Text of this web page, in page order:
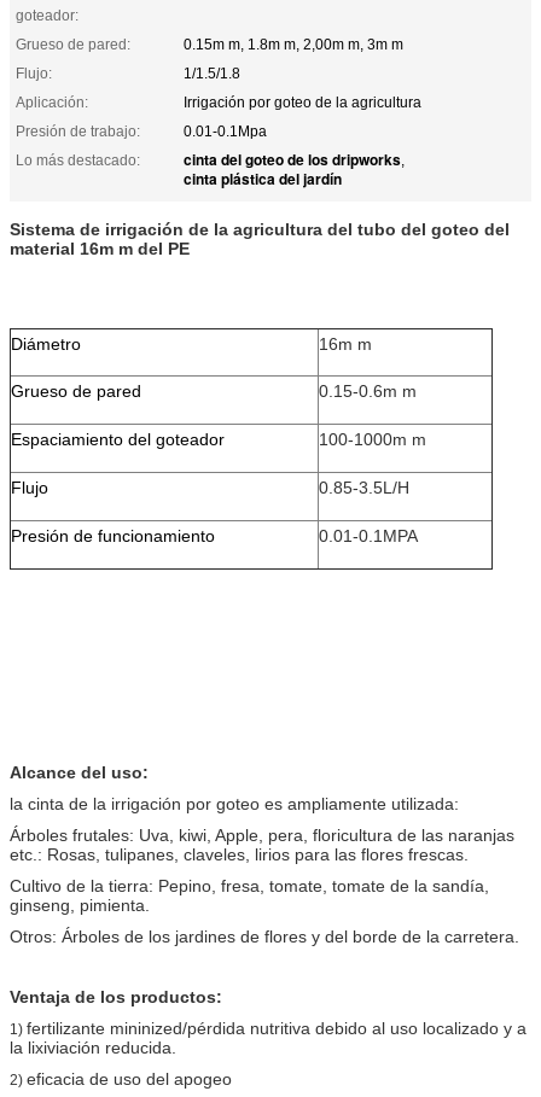
goteador:
Grueso de pared:
0.15m m, 1.8m m, 2,00m m, 3m m
Flujo:
1/1.5/1.8
Aplicación:
Irrigación por goteo de la agricultura
Presión de trabajo:
0.01-0.1Mpa
Lo más destacado:
cinta del goteo de los dripworks,
cinta plástica del jardín
Sistema de irrigación de la agricultura del tubo del goteo del
material 16m m del PE
Diámetro 16m m
Grueso de pared 0.15-0.6m m
Espaciamiento del goteador 100-1000m m
Flujo 0.85-3.5L/H
Presión de funcionamiento 0.01-0.1MPA
Alcance del uso:
la cinta de la irrigación por goteo es ampliamente utilizada:
Árboles frutales: Uva, kiwi, Apple, pera, floricultura de las naranjas
etc.: Rosas, tulipanes, claveles, lirios para las flores frescas.
Cultivo de la tierra: Pepino, fresa, tomate, tomate de la sandía,
ginseng, pimienta.
Otros: Árboles de los jardines de flores y del borde de la carretera.
Ventaja de los productos:
1) fertilizante mininized/pérdida nutritiva debido al uso localizado y a
la lixiviación reducida.
2) eficacia de uso del apogeo